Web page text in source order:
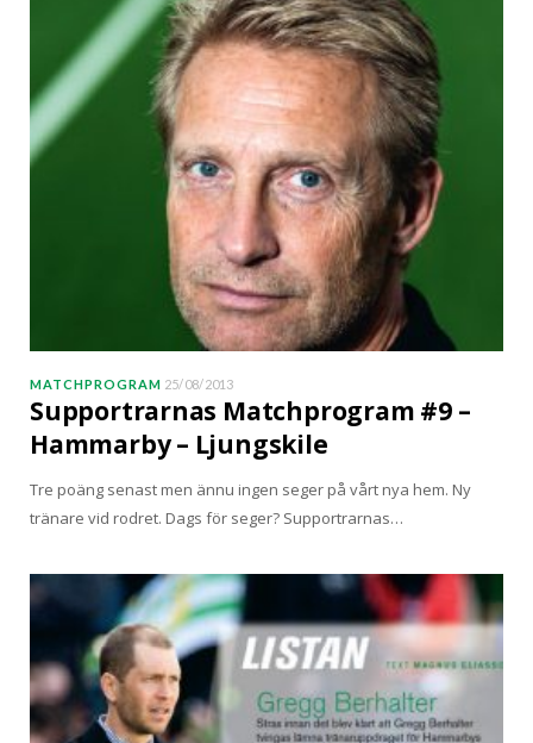
MATCHPROGRAM 25/08/2013
Supportrarnas Matchprogram #9 –
Hammarby – Ljungskile
Tre poäng senast men ännu ingen seger på vårt nya hem. Ny
tränare vid rodret. Dags för seger? Supportrarnas…